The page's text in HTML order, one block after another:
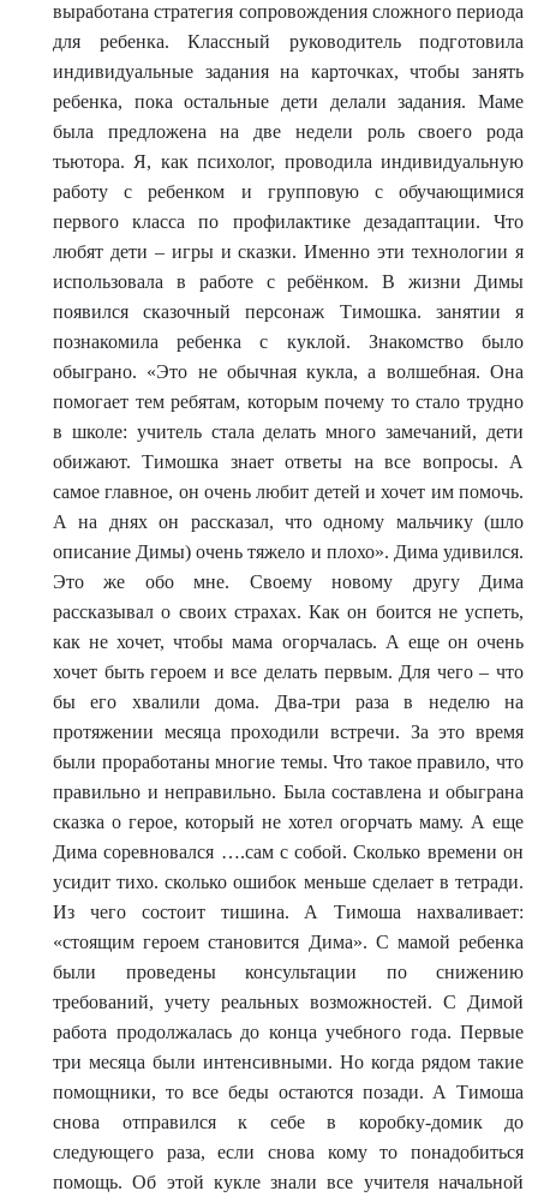
выработана стратегия сопровождения сложного периода
для ребенка. Классный руководитель подготовила
индивидуальные задания на карточках, чтобы занять
ребенка, пока остальные дети делали задания. Маме
была предложена на две недели роль своего рода
тьютора. Я, как психолог, проводила индивидуальную
работу с ребенком и групповую с обучающимися
первого класса по профилактике дезадаптации. Что
любят дети – игры и сказки. Именно эти технологии я
использовала в работе с ребёнком. В жизни Димы
появился сказочный персонаж Тимошка. занятии я
познакомила ребенка с куклой. Знакомство было
обыграно. «Это не обычная кукла, а волшебная. Она
помогает тем ребятам, которым почему то стало трудно
в школе: учитель стала делать много замечаний, дети
обижают. Тимошка знает ответы на все вопросы. А
самое главное, он очень любит детей и хочет им помочь.
А на днях он рассказал, что одному мальчику (шло
описание Димы) очень тяжело и плохо». Дима удивился.
Это же обо мне. Своему новому другу Дима
рассказывал о своих страхах. Как он боится не успеть,
как не хочет, чтобы мама огорчалась. А еще он очень
хочет быть героем и все делать первым. Для чего – что
бы его хвалили дома. Два-три раза в неделю на
протяжении месяца проходили встречи. За это время
были проработаны многие темы. Что такое правило, что
правильно и неправильно. Была составлена и обыграна
сказка о герое, который не хотел огорчать маму. А еще
Дима соревновался ….сам с собой. Сколько времени он
усидит тихо. сколько ошибок меньше сделает в тетради.
Из чего состоит тишина. А Тимоша нахваливает:
«стоящим героем становится Дима». С мамой ребенка
были проведены консультации по снижению
требований, учету реальных возможностей. С Димой
работа продолжалась до конца учебного года. Первые
три месяца были интенсивными. Но когда рядом такие
помощники, то все беды остаются позади. А Тимоша
снова отправился к себе в коробку-домик до
следующего раза, если снова кому то понадобиться
помощь. Об этой кукле знали все учителя начальной